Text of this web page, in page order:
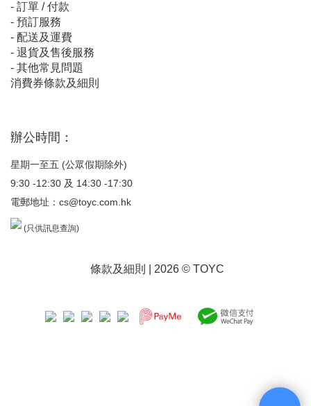
- 訂單 / 付款
- 預訂服務
- 配送及運費
- 退貨及售後服務
- 其他常見問題
消費券條款及細則
辦公時間：
星期一至五 (公眾假期除外)
9:30 -12:30 及 14:30 -17:30
電郵地址： cs@toyc.com.hk
(只供訊息查詢)
條款及細則 | 2026 © TOYC